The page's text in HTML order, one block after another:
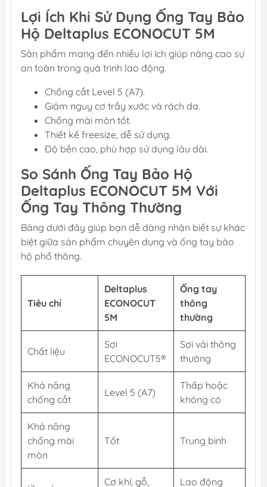
Lợi Ích Khi Sử Dụng Ống Tay Bảo
Hộ Deltaplus ECONOCUT 5M
Sản phẩm mang đến nhiều lợi ích giúp nâng cao sự
an toàn trong quá trình lao động.
Chống cắt Level 5 (A7).
Giảm nguy cơ trầy xước và rách da.
Chống mài mòn tốt.
Thiết kế freesize, dễ sử dụng.
Độ bền cao, phù hợp sử dụng lâu dài.
So Sánh Ống Tay Bảo Hộ
Deltaplus ECONOCUT 5M Với
Ống Tay Thông Thường
Bảng dưới đây giúp bạn dễ dàng nhận biết sự khác
biệt giữa sản phẩm chuyên dụng và ống tay bảo
hộ phổ thông.
Tiêu chí
Deltaplus
ECONOCUT
5M
Ống tay
thông
thường
Chất liệu
Sợi
ECONOCUT5®
Sợi vải thông
thường
Khả năng
chống cắt
Level 5 (A7)
Thấp hoặc
không có
Khả năng
chống mài
mòn
Tốt Trung bình
Cơ khí, gỗ,
Lao động